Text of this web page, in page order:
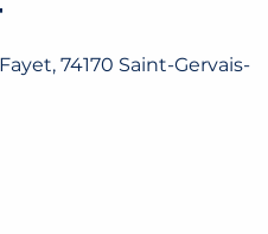
74170 Saint-Gervais-